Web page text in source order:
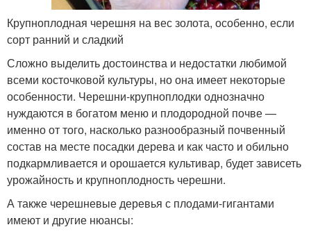
Крупноплодная черешня на вес золота, особенно, если
сорт ранний и сладкий
Сложно выделить достоинства и недостатки любимой
всеми косточковой культуры, но она имеет некоторые
особенности. Черешни-крупноплодки однозначно
нуждаются в богатом меню и плодородной почве —
именно от того, насколько разнообразный почвенный
состав на месте посадки дерева и как часто и обильно
подкармливается и орошается культивар, будет зависеть
урожайность и крупноплодность черешни.
А также черешневые деревья с плодами-гигантами
имеют и другие нюансы: